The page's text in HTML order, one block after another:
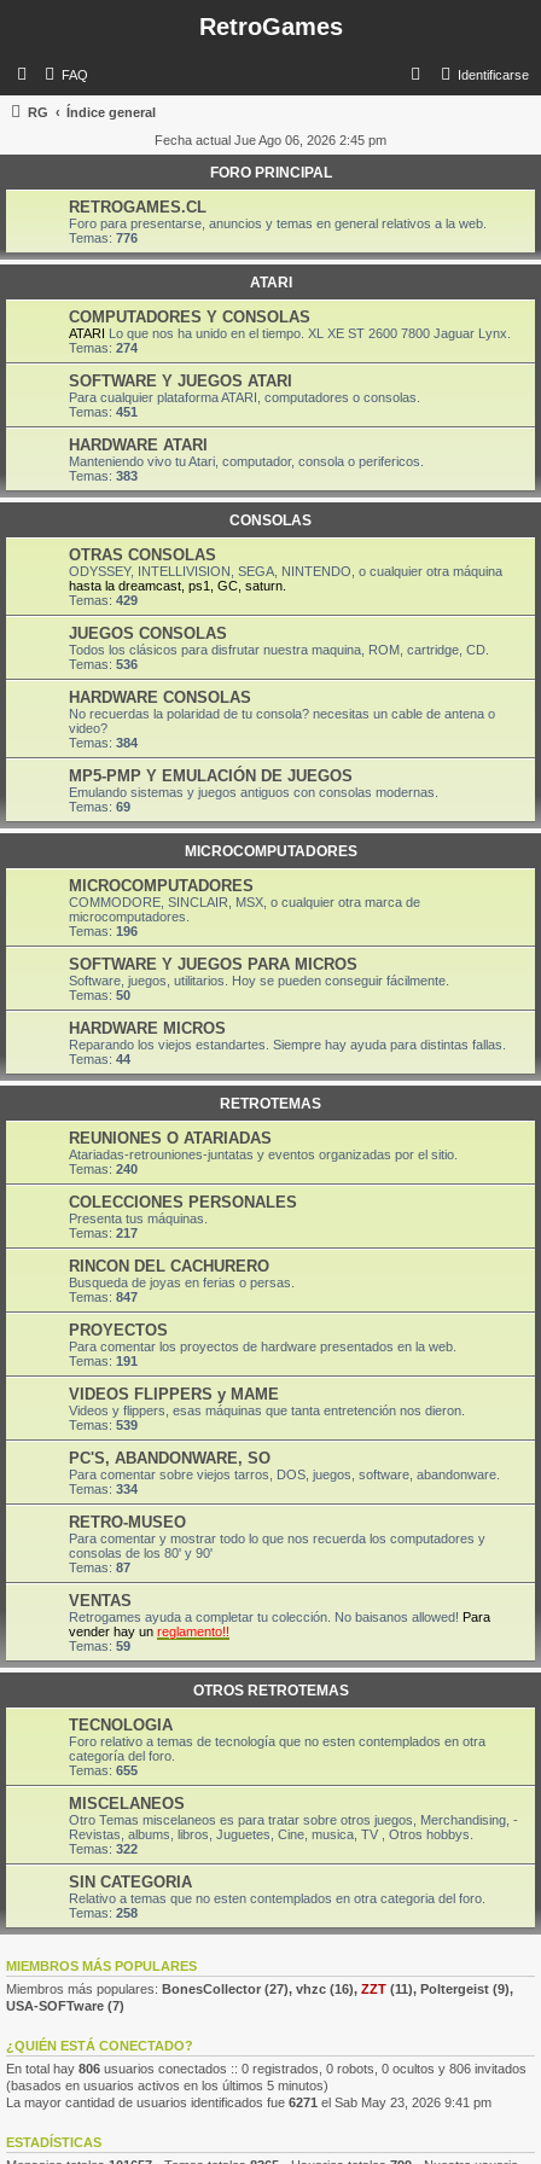
RetroGames
FAQ Identificarse
a
r
RG
Índice general
Fecha actual Jue Ago 06, 2026 2:45 pm
FORO PRINCIPAL
RETROGAMES.CL
Foro para presentarse, anuncios y temas en general relativos a la web.
Temas: 776
ATARI
COMPUTADORES Y CONSOLAS
ATARI Lo que nos ha unido en el tiempo. XL XE ST 2600 7800 Jaguar Lynx.
Temas: 274
SOFTWARE Y JUEGOS ATARI
Para cualquier plataforma ATARI, computadores o consolas.
Temas: 451
HARDWARE ATARI
Manteniendo vivo tu Atari, computador, consola o perifericos.
Temas: 383
CONSOLAS
OTRAS CONSOLAS
ODYSSEY, INTELLIVISION, SEGA, NINTENDO, o cualquier otra máquina
hasta la dreamcast, ps1, GC, saturn.
Temas: 429
JUEGOS CONSOLAS
Todos los clásicos para disfrutar nuestra maquina, ROM, cartridge, CD.
Temas: 536
HARDWARE CONSOLAS
No recuerdas la polaridad de tu consola? necesitas un cable de antena o
video?
Temas: 384
MP5-PMP Y EMULACIÓN DE JUEGOS
Emulando sistemas y juegos antiguos con consolas modernas.
Temas: 69
MICROCOMPUTADORES
MICROCOMPUTADORES
COMMODORE, SINCLAIR, MSX, o cualquier otra marca de
microcomputadores.
Temas: 196
SOFTWARE Y JUEGOS PARA MICROS
Software, juegos, utilitarios. Hoy se pueden conseguir fácilmente.
Temas: 50
HARDWARE MICROS
Reparando los viejos estandartes. Siempre hay ayuda para distintas fallas.
Temas: 44
RETROTEMAS
REUNIONES O ATARIADAS
Atariadas-retrouniones-juntatas y eventos organizadas por el sitio.
Temas: 240
COLECCIONES PERSONALES
Presenta tus máquinas.
Temas: 217
RINCON DEL CACHURERO
Busqueda de joyas en ferias o persas.
Temas: 847
PROYECTOS
Para comentar los proyectos de hardware presentados en la web.
Temas: 191
VIDEOS FLIPPERS y MAME
Videos y flippers, esas máquinas que tanta entretención nos dieron.
Temas: 539
PC'S, ABANDONWARE, SO
Para comentar sobre viejos tarros, DOS, juegos, software, abandonware.
Temas: 334
RETRO-MUSEO
Para comentar y mostrar todo lo que nos recuerda los computadores y
consolas de los 80' y 90'
Temas: 87
VENTAS
Retrogames ayuda a completar tu colección. No baisanos allowed! Para
vender hay un reglamento!!
Temas: 59
OTROS RETROTEMAS
TECNOLOGIA
Foro relativo a temas de tecnología que no esten contemplados en otra
categoría del foro.
Temas: 655
MISCELANEOS
Otro Temas miscelaneos es para tratar sobre otros juegos, Merchandising, -
Revistas, albums, libros, Juguetes, Cine, musica, TV , Otros hobbys.
Temas: 322
SIN CATEGORIA
Relativo a temas que no esten contemplados en otra categoria del foro.
Temas: 258
MIEMBROS MÁS POPULARES
Miembros más populares: BonesCollector (27), vhzc (16), ZZT (11), Poltergeist (9),
USA-SOFTware (7)
¿QUIÉN ESTÁ CONECTADO?
En total hay 806 usuarios conectados :: 0 registrados, 0 robots, 0 ocultos y 806 invitados
(basados en usuarios activos en los últimos 5 minutos)
La mayor cantidad de usuarios identificados fue 6271 el Sab May 23, 2026 9:41 pm
ESTADÍSTICAS